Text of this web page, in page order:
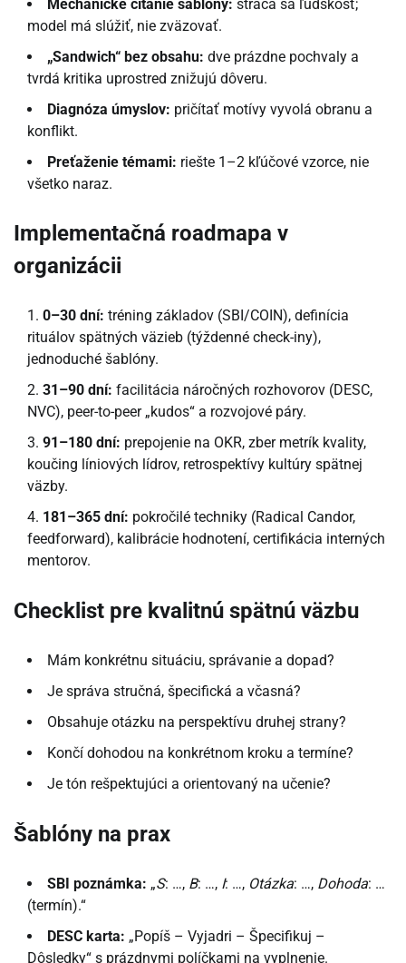
Mechanické čítanie šablóny: stráca sa ľudskosť;
model má slúžiť, nie zväzovať.
„Sandwich“ bez obsahu: dve prázdne pochvaly a
tvrdá kritika uprostred znižujú dôveru.
Diagnóza úmyslov: pričítať motívy vyvolá obranu a
konflikt.
Preťaženie témami: riešte 1–2 kľúčové vzorce, nie
všetko naraz.
Implementačná roadmapa v
organizácii
0–30 dní: tréning základov (SBI/COIN), definícia
rituálov spätných väzieb (týždenné check-iny),
jednoduché šablóny.
31–90 dní: facilitácia náročných rozhovorov (DESC,
NVC), peer-to-peer „kudos“ a rozvojové páry.
91–180 dní: prepojenie na OKR, zber metrík kvality,
koučing líniových lídrov, retrospektívy kultúry spätnej
väzby.
181–365 dní: pokročilé techniky (Radical Candor,
feedforward), kalibrácie hodnotení, certifikácia interných
mentorov.
Checklist pre kvalitnú spätnú väzbu
Mám konkrétnu situáciu, správanie a dopad?
Je správa stručná, špecifická a včasná?
Obsahuje otázku na perspektívu druhej strany?
Končí dohodou na konkrétnom kroku a termíne?
Je tón rešpektujúci a orientovaný na učenie?
Šablóny na prax
SBI poznámka: „S: …, B: …, I: …, Otázka: …, Dohoda: …
(termín).“
DESC karta: „Popíš – Vyjadri – Špecifikuj –
Dôsledky“ s prázdnymi políčkami na vyplnenie.